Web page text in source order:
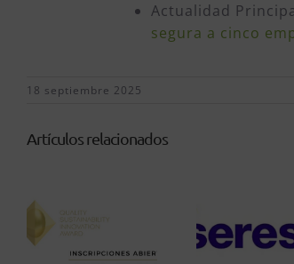
Actualidad
segura a cinco
18 septiembre 2025
Artículos relacionados